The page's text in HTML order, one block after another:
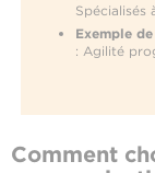
Spécialisés
Exemple
: Agilité
Comment